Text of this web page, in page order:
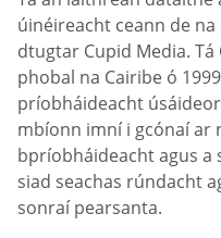
úinéireacht ceann de
dtugtar Cupid Media.
phobal na Cairibe ó
príobháideacht
mbíonn imní i gcónaí ar
bpríobháideacht agus
siad seachas rúndacht
sonraí pearsanta.